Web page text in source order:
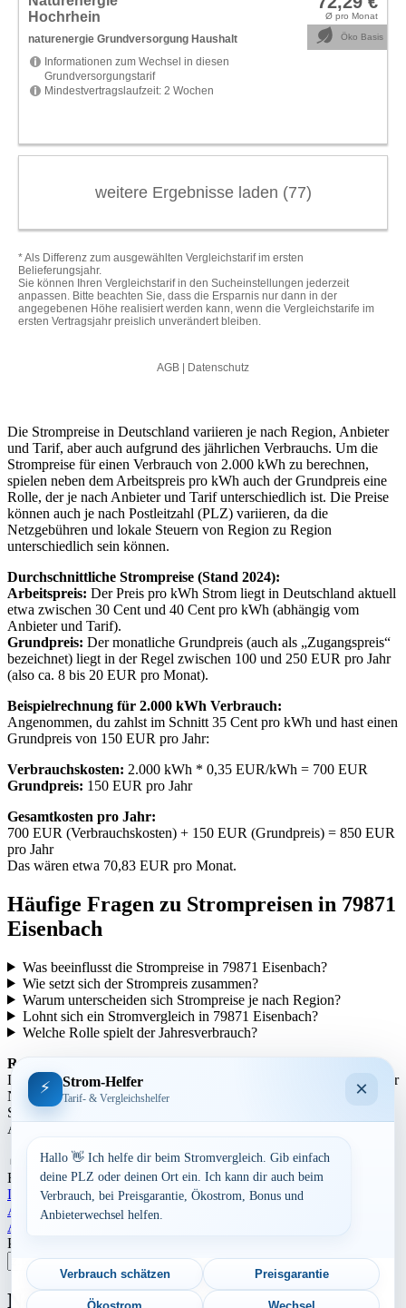
Die Strompreise in Deutschland variieren je nach Region, Anbieter
und Tarif, aber auch aufgrund des jährlichen Verbrauchs. Um die
Strompreise für einen Verbrauch von 2.000 kWh zu berechnen,
spielen neben dem Arbeitspreis pro kWh auch der Grundpreis eine
Rolle, der je nach Anbieter und Tarif unterschiedlich ist. Die Preise
können auch je nach Postleitzahl (PLZ) variieren, da die
Netzgebühren und lokale Steuern von Region zu Region
unterschiedlich sein können.
Durchschnittliche Strompreise (Stand 2024):
Arbeitspreis: Der Preis pro kWh Strom liegt in Deutschland aktuell
etwa zwischen 30 Cent und 40 Cent pro kWh (abhängig vom
Anbieter und Tarif).
Grundpreis: Der monatliche Grundpreis (auch als „Zugangspreis“
bezeichnet) liegt in der Regel zwischen 100 und 250 EUR pro Jahr
(also ca. 8 bis 20 EUR pro Monat).
Beispielrechnung für 2.000 kWh Verbrauch:
Angenommen, du zahlst im Schnitt 35 Cent pro kWh und hast einen
Grundpreis von 150 EUR pro Jahr:
Verbrauchskosten: 2.000 kWh * 0,35 EUR/kWh = 700 EUR
Grundpreis: 150 EUR pro Jahr
Gesamtkosten pro Jahr:
700 EUR (Verbrauchskosten) + 150 EUR (Grundpreis) = 850 EUR
pro Jahr
Das wären etwa 70,83 EUR pro Monat.
Häufige Fragen zu Strompreisen in 79871
Eisenbach
Was beeinflusst die Strompreise in 79871 Eisenbach?
Wie setzt sich der Strompreis zusammen?
Warum unterscheiden sich Strompreise je nach Region?
Lohnt sich ein Stromvergleich in 79871 Eisenbach?
Welche Rolle spielt der Jahresverbrauch?
Regionale Unterschiede:
Die Strompreise variieren je nach Region aufgrund unterschiedlicher
Netzentgelte und Steuern. In städtischen Gebieten können die
Strompreise tendenziell höher sein als in ländlicheren Gegenden.
Auch die Anbieterstruktur kann sich regional unterscheiden.
Aufrufe: 820
By
Dominik Laube23. Juli 2026 Baden-Württemberg
Landkreis Breisgau-Hochschwarzwald
Beitragsnavigation
Aktuelle Strompreise in 65552 Limburg
Aktuelle Strompreise in 35686 Dillenburg
Postleitzahl eingeben
Suchen
Neu berechnet
⚡ Strom-Helfer
Tarif- & Vergleichshelfer ×
Hallo 👋 Ich helfe dir beim Stromvergleich. Gib einfach
deine PLZ oder deinen Ort ein. Ich kann dir auch beim
Verbrauch, bei Preisgarantie, Ökostrom, Bonus und
Anbieterwechsel helfen.
Verbrauch schätzen Preisgarantie